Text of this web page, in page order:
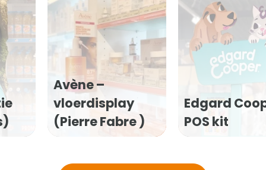
Avène –
vloerdisplay
(Pierre Fabre )
Edgard
POS kit